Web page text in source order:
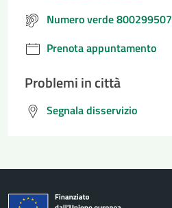
Numero verde 800299507
Prenota appuntamento
Problemi in città
Segnala disservizio